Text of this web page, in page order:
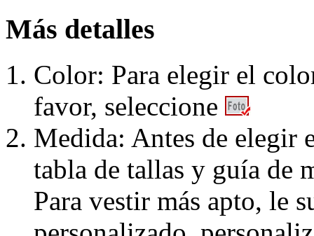
Más detalles
Color: Para elegir el
favor, seleccione
Medida: Antes de elegir
tabla de tallas y guía de
Para vestir más apto, le